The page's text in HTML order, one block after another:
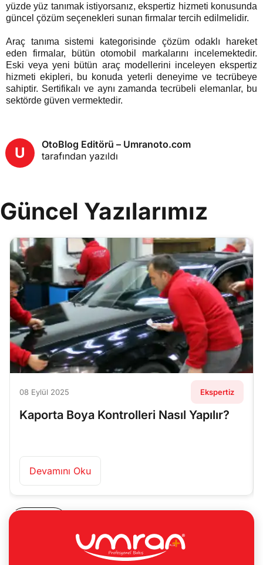
yüzde yüz tanımak istiyorsanız, ekspertiz hizmeti konusunda
güncel çözüm seçenekleri sunan firmalar tercih edilmelidir.
Araç tanıma sistemi kategorisinde çözüm odaklı hareket
eden firmalar, bütün otomobil markalarını incelemektedir.
Eski veya yeni bütün araç modellerini inceleyen ekspertiz
hizmeti ekipleri, bu konuda yeterli deneyime ve tecrübeye
sahiptir. Sertifikalı ve aynı zamanda tecrübeli elemanlar, bu
sektörde güven vermektedir.
U
OtoBlog Editörü – Umranoto.com
tarafından yazıldı
Güncel Yazılarımız
08 Eylül 2025 Ekspertiz
Kaporta Boya Kontrolleri Nasıl Yapılır?
Devamını Oku